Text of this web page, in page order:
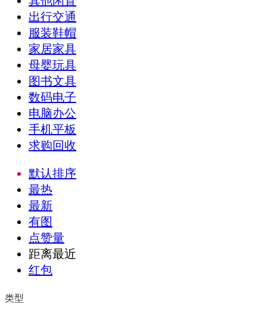
出行交通
服装鞋帽
家居家具
母婴玩具
图书文具
数码电子
电脑办公
手机平板
求购回收
默认排序
最热
最新
有图
点赞量
距离最近
红包
类型